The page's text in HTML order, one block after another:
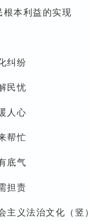
本利益的实现
纠纷
民忧
人心
帮忙
底气
担责
主义法治文化（竖